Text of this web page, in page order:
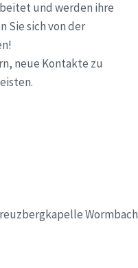
und werden ihre
Sie sich von der
neue Kontakte zu
Wormbach